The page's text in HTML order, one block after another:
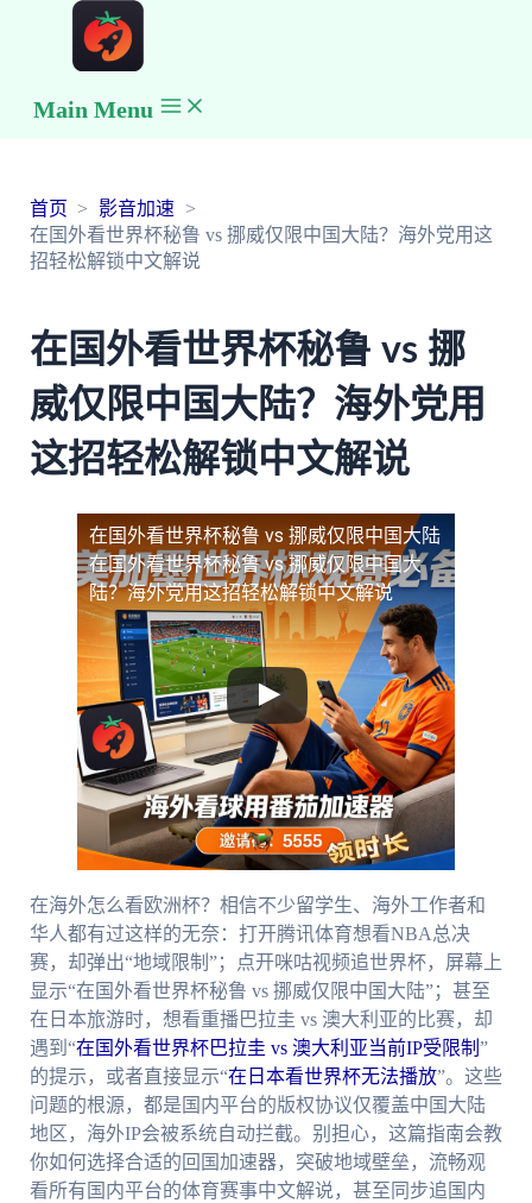
Main Menu
首页
影音加速
在国外看世界杯秘鲁 vs 挪威仅限中国大陆？海外党用这
招轻松解锁中文解说
在国外看世界杯秘鲁 vs 挪
威仅限中国大陆？海外党用
这招轻松解锁中文解说
在国外看世界杯秘鲁 vs 挪威仅限中国大陆
在国外看世界杯秘鲁 vs 挪威仅限中国大
陆？海外党用这招轻松解锁中文解说
在海外怎么看欧洲杯？相信不少留学生、海外工作者和
华人都有过这样的无奈：打开腾讯体育想看NBA总决
赛，却弹出“地域限制”；点开咪咕视频追世界杯，屏幕上
显示“在国外看世界杯秘鲁 vs 挪威仅限中国大陆”；甚至
在日本旅游时，想看重播巴拉圭 vs 澳大利亚的比赛，却
遇到“在国外看世界杯巴拉圭 vs 澳大利亚当前IP受限制 ”
的提示，或者直接显示“在日本看世界杯无法播放”。这些
问题的根源，都是国内平台的版权协议仅覆盖中国大陆
地区，海外IP会被系统自动拦截。别担心，这篇指南会教
你如何选择合适的回国加速器，突破地域壁垒，流畅观
看所有国内平台的体育赛事中文解说，甚至同步追国内